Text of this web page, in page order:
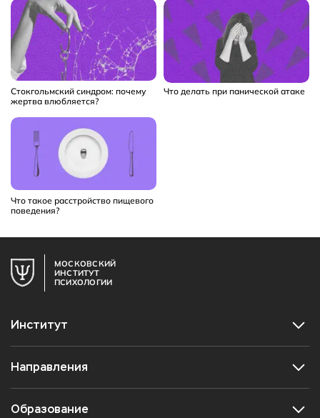
Стокгольмский синдром: почему
жертва влюбляется?
Что делать при панической атаке
Что такое расстройство пищевого
поведения?
МОСКОВСКИЙ
ИНСТИТУТ
ПСИХОЛОГИИ
Институт
Направления
Образование